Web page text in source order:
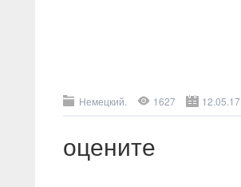
Немецкий. 1627 12.05.17
оцените